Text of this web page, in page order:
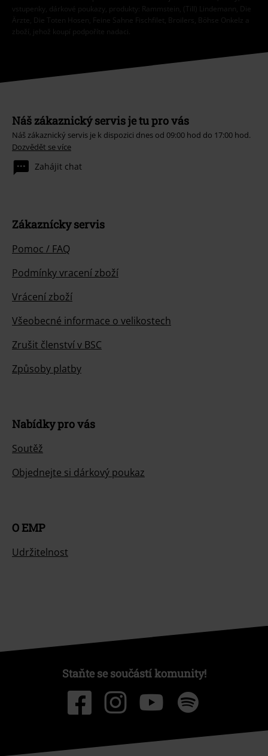
vstupenky, dárkové poukazy, produkty: Rammstein, (Till) Lindemann, Die
Ärzte, Die Toten Hosen, Feine Sahne Fischfilet, Broilers, Böhse Onkelz a
zboží, jehož koupí podpoříte nadaci.
Náš zákaznický servis je tu pro vás
Náš zákaznický servis je k dispozici dnes od 09:00 hod do 17:00 hod.
Dozvědět se více
Zahájit chat
Zákaznícky servis
Pomoc / FAQ
Podmínky vracení zboží
Vrácení zboží
Všeobecné informace o velikostech
Zrušit členství v BSC
Způsoby platby
Nabídky pro vás
Soutěž
Objednejte si dárkový poukaz
O EMP
Udržitelnost
Staňte se součástí komunity!